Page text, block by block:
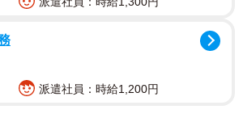
派遣社員：時給1,200円